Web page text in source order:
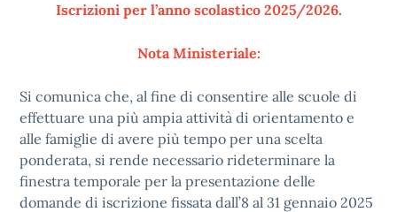
Iscrizioni per l’anno scolastico 2025/2026.
Nota Ministeriale:
Si comunica che, al fine di consentire alle scuole di
effettuare una più ampia attività di orientamento e
alle famiglie di avere più tempo per una scelta
ponderata, si rende necessario rideterminare la
finestra temporale per la presentazione delle
domande di iscrizione fissata dall’8 al 31 gennaio 2025